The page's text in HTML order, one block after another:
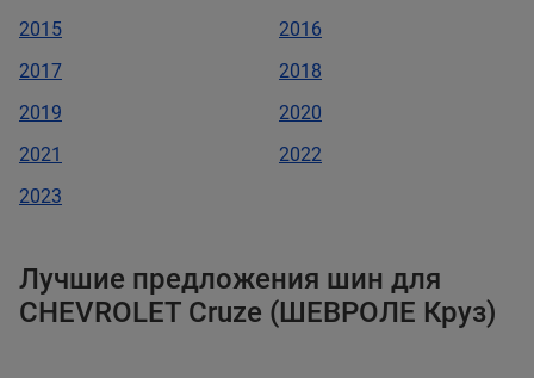
2015
2016
2017
2018
2019
2020
2021
2022
2023
Лучшие предложения шин для
CHEVROLET Cruze (ШЕВРОЛЕ Круз)